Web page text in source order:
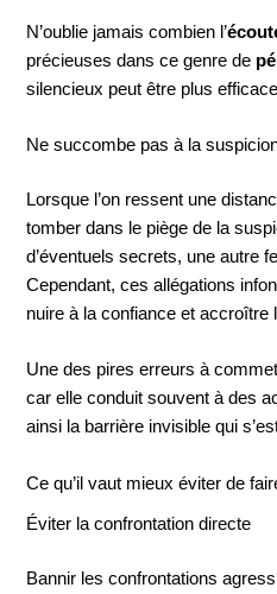
N’oublie jamais combien l’
précieuses dans ce genre de
silencieux peut être plus
Ne succombe pas à la
Lorsque l’on ressent une
tomber dans le piège de la
d’éventuels secrets, une autre
Cependant, ces allégations
nuire à la confiance et
Une des pires erreurs à
car elle conduit souvent à des
ainsi la barrière invisible qui
Ce qu’il vaut mieux éviter de
Éviter la confrontation directe
Bannir les confrontations